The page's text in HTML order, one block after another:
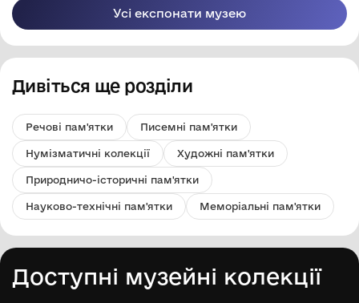
Усі експонати музею
Дивіться ще розділи
Речові пам'ятки Писемні пам'ятки
Нумізматичні колекції Художні пам'ятки
Природничо-історичні пам'ятки
Науково-технічні пам'ятки Меморіальні пам'ятки
Доступні музейні колекції